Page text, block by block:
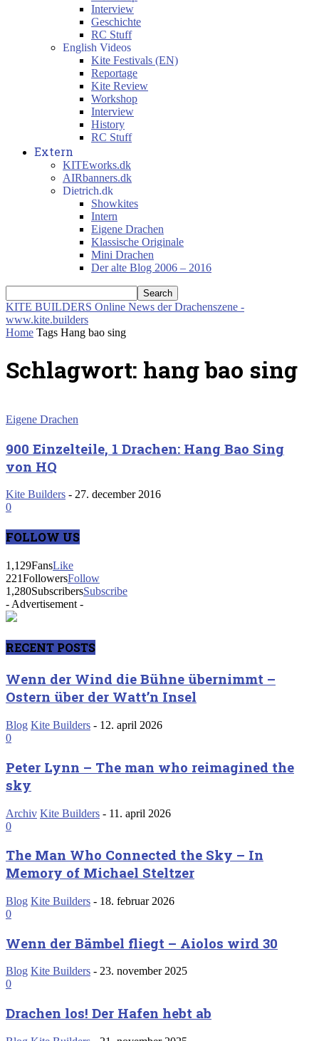
Interview
Geschichte
RC Stuff
English Videos
Kite Festivals (EN)
Reportage
Kite Review
Workshop
Interview
History
RC Stuff
Extern
KITEworks.dk
AIRbanners.dk
Dietrich.dk
Showkites
Intern
Eigene Drachen
Klassische Originale
Mini Drachen
Der alte Blog 2006 – 2016
KITE BUILDERS Online News der Drachenszene -
www.kite.builders
Home Tags Hang bao sing
Schlagwort: hang bao sing
Eigene Drachen
900 Einzelteile, 1 Drachen: Hang Bao Sing
von HQ
Kite Builders - 27. december 2016
0
FOLLOW US
1,129FansLike
221FollowersFollow
1,280SubscribersSubscribe
- Advertisement -
RECENT POSTS
Wenn der Wind die Bühne übernimmt –
Ostern über der Watt’n Insel
Blog Kite Builders - 12. april 2026
0
Peter Lynn – The man who reimagined the
sky
Archiv Kite Builders - 11. april 2026
0
The Man Who Connected the Sky – In
Memory of Michael Steltzer
Blog Kite Builders - 18. februar 2026
0
Wenn der Bämbel fliegt – Aiolos wird 30
Blog Kite Builders - 23. november 2025
0
Drachen los! Der Hafen hebt ab